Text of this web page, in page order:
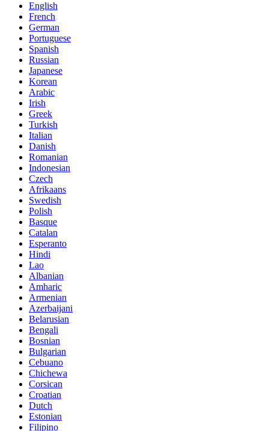
English
French
German
Portuguese
Spanish
Russian
Japanese
Korean
Arabic
Irish
Greek
Turkish
Italian
Danish
Romanian
Indonesian
Czech
Afrikaans
Swedish
Polish
Basque
Catalan
Esperanto
Hindi
Lao
Albanian
Amharic
Armenian
Azerbaijani
Belarusian
Bengali
Bosnian
Bulgarian
Cebuano
Chichewa
Corsican
Croatian
Dutch
Estonian
Filipino